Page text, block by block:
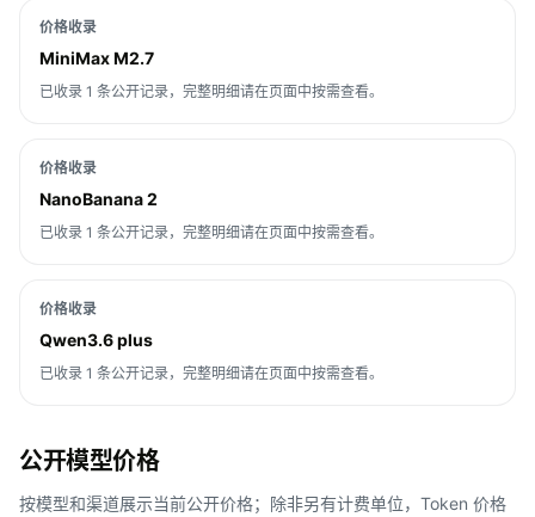
价格收录
MiniMax M2.7
已收录 1 条公开记录，完整明细请在页面中按需查看。
价格收录
NanoBanana 2
已收录 1 条公开记录，完整明细请在页面中按需查看。
价格收录
Qwen3.6 plus
已收录 1 条公开记录，完整明细请在页面中按需查看。
公开模型价格
按模型和渠道展示当前公开价格；除非另有计费单位，Token 价格